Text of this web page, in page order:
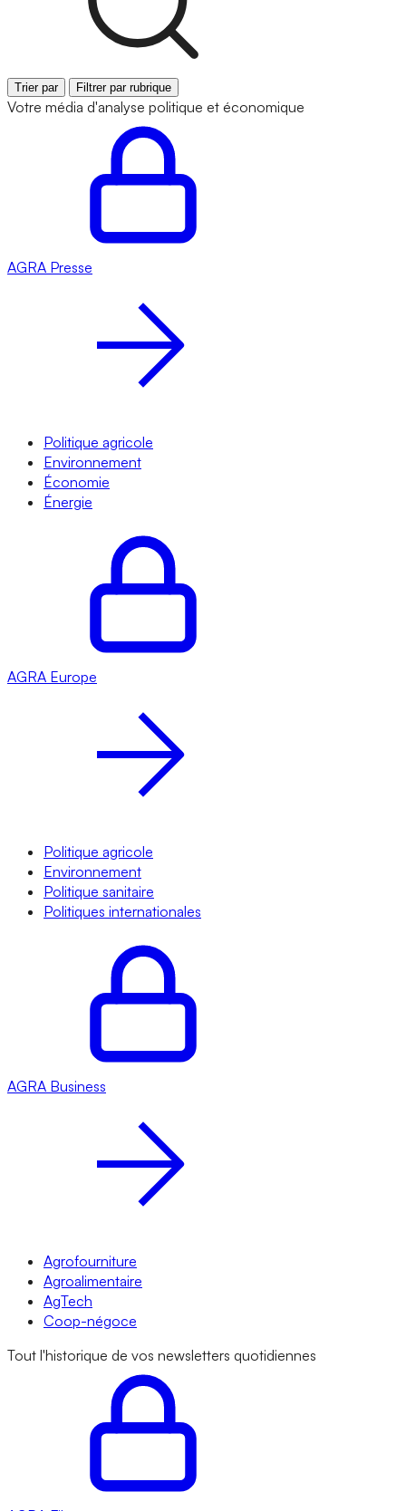
Trier par Filtrer par rubrique
Votre média d'analyse politique et économique
AGRA Presse
Politique agricole
Environnement
Économie
Énergie
AGRA Europe
Politique agricole
Environnement
Politique sanitaire
Politiques internationales
AGRA Business
Agrofourniture
Agroalimentaire
AgTech
Coop-négoce
Tout l'historique de vos newsletters quotidiennes